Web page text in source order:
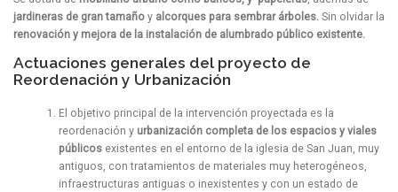
jardineras de gran tamaño y alcorques para sembrar árboles. Sin olvidar la
renovación y mejora de la instalación de alumbrado público existente.
Actuaciones generales del proyecto de
Reordenación y Urbanización
El objetivo principal de la intervención proyectada es la
reordenación y urbanización completa de los espacios y viales
públicosexistentes en el entorno de la iglesia de San Juan, muy
antiguos, con tratamientos de materiales muy heterogéneos,
infraestructuras antiguas o inexistentes y con un estado de